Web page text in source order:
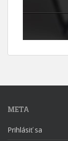
META
Prihlásiť sa